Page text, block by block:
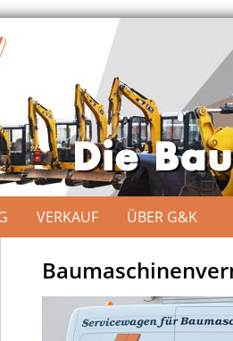
VERKAUF ÜBER G&K